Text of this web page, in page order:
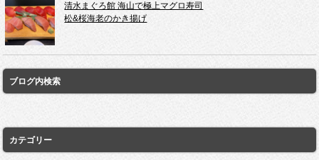
清水まぐろ館 海山で極上マグロ寿司
松&桜海老のかき揚げ
ブログ内検索
カテゴリー